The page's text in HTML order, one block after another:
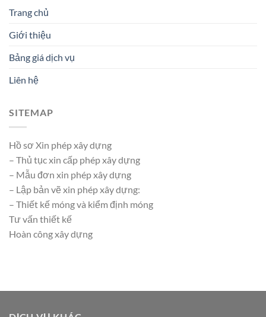
Trang chủ
Giới thiệu
Bảng giá dịch vụ
Liên hệ
SITEMAP
Hồ sơ Xin phép xây dựng
– Thủ tục xin cấp phép xây dựng
– Mẫu đơn xin phép xây dựng
– Lập bản vẽ xin phép xây dựng:
– Thiết kế móng và kiểm định móng
Tư vấn thiết kế
Hoàn công xây dựng